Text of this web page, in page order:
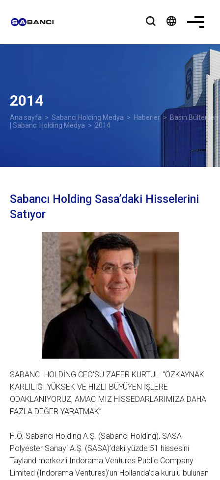
language
2014
Ana sayfa > Sabancı Holding Medya > Haberler> Basın Bültenleri
| Sabancı Holding Medya > 2014
Sabancı Holding Sasa’daki Hisselerini
Satıyor
SABANCI HOLDİNG CEO'SU ZAFER KURTUL: “ÖZKAYNAK
KARLILIĞI YÜKSEK VE HIZLI BÜYÜYEN İŞLERE
ODAKLANIYORUZ, AMACIMIZ HİSSEDARLARIMIZA DAHA
FAZLA DEĞER YARATMAK”
H.Ö. Sabancı Holding A.Ş. (Sabancı Holding), SASA
Polyester Sanayi A.Ş. (SASA)’daki yüzde 51 hissesini
Tayland merkezli Indorama Ventures Public Company
Limited (Indorama Ventures)’un Hollanda’da kurulu bulunan